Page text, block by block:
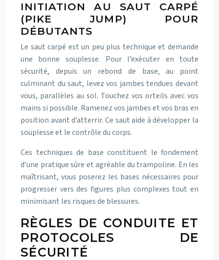
INITIATION AU SAUT CARPÉ
(PIKE JUMP) POUR
DÉBUTANTS
Le saut carpé est un peu plus technique et demande
une bonne souplesse. Pour l’exécuter en toute
sécurité, depuis un rebond de base, au point
culminant du saut, levez vos jambes tendues devant
vous, parallèles au sol. Touchez vos orteils avec vos
mains si possible. Ramenez vos jambes et vos bras en
position avant d’atterrir. Ce saut aide à développer la
souplesse et le contrôle du corps.
Ces techniques de base constituent le fondement
d’une pratique sûre et agréable du trampoline. En les
maîtrisant, vous poserez les bases nécessaires pour
progresser vers des figures plus complexes tout en
minimisant les risques de blessures.
RÈGLES DE CONDUITE ET
PROTOCOLES DE
SÉCURITÉ